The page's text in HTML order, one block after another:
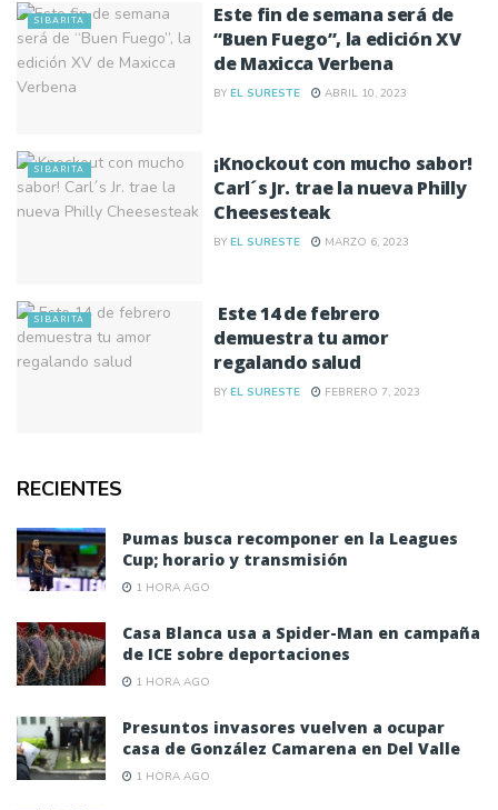
SIBARITA
Este fin de semana será de
“Buen Fuego”, la edición XV
de Maxicca Verbena
BY EL SURESTE ABRIL 10, 2023
SIBARITA
¡Knockout con mucho sabor!
Carl´s Jr. trae la nueva Philly
Cheesesteak
BY EL SURESTE MARZO 6, 2023
SIBARITA
Este 14 de febrero
demuestra tu amor
regalando salud
BY EL SURESTE FEBRERO 7, 2023
RECIENTES
Pumas busca recomponer en la Leagues
Cup; horario y transmisión
1 HORA AGO
Casa Blanca usa a Spider-Man en campaña
de ICE sobre deportaciones
1 HORA AGO
Presuntos invasores vuelven a ocupar
casa de González Camarena en Del Valle
1 HORA AGO